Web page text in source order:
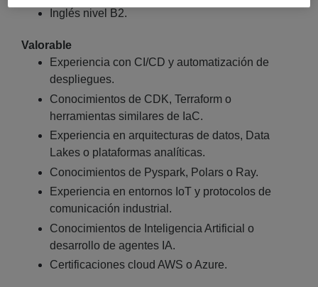
Inglés nivel B2.
Valorable
Experiencia con CI/CD y automatización de
despliegues.
Conocimientos de CDK, Terraform o
herramientas similares de IaC.
Experiencia en arquitecturas de datos, Data
Lakes o plataformas analíticas.
Conocimientos de Pyspark, Polars o Ray.
Experiencia en entornos IoT y protocolos de
comunicación industrial.
Conocimientos de Inteligencia Artificial o
desarrollo de agentes IA.
Certificaciones cloud AWS o Azure.